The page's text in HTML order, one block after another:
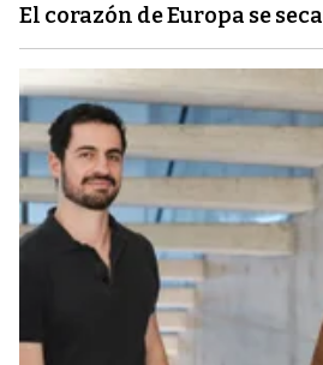
El corazón de Europa se seca